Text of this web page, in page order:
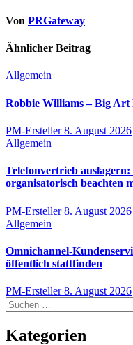
Von PRGateway
Ähnlicher Beitrag
Allgemein
Robbie Williams – Big Art
PM-Ersteller8. August 2026
Allgemein
Telefonvertrieb
organisatorisch beachten
PM-Ersteller8. August 2026
Allgemein
Omnichannel-
öffentlich stattfinden
PM-Ersteller8. August 2026
Suchen
nach:
Kategorien